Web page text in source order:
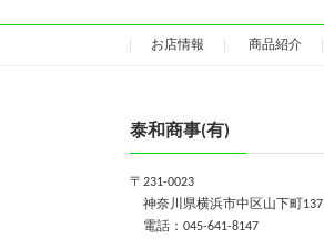
お店情報 商品紹介
泰和商事(有)
〒231-0023
神奈川県横浜市中区山下町137
電話：045-641-8147